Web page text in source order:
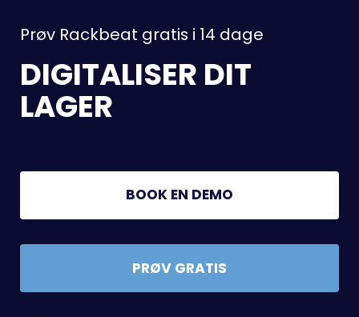
Prøv Rackbeat gratis i 14 dage
DIGITALISER DIT
LAGER
BOOK EN DEMO
PRØV GRATIS